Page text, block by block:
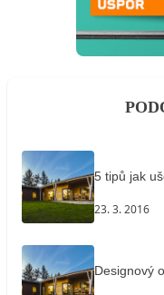
5 tipů jak
23. 3. 2016
Designový